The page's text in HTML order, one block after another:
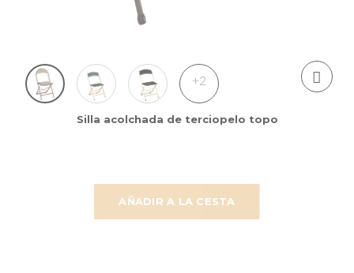
AÑADIR A LA CESTA
+2
Silla acolchada de terciopelo topo